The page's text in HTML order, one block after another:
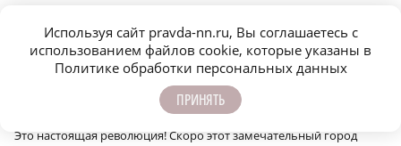
доволен.
« Убедился, что мы запустили здесь масштабнейшую работу по
преображению городских пространств! – заявил глава региона. –
Я под впечатлением от того, как это уже сейчас выглядит на
практике! Прекрасно помню свои поездки сюда пять лет назад.
Это настоящая революция! Скоро этот замечательный город
Используя сайт pravda-nn.ru, Вы соглашаетесь с
использованием файлов cookie, которые указаны в
Политике обработки персональных данных
ПРИНЯТЬ